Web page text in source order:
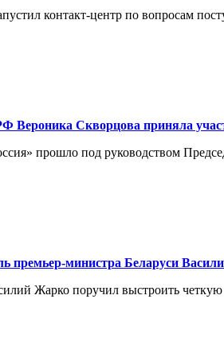
контакт-центр по вопросам
Вероника Скворцова приняла
прошло под руководством
премьер-министра Беларуси
Жарко поручил выстроить